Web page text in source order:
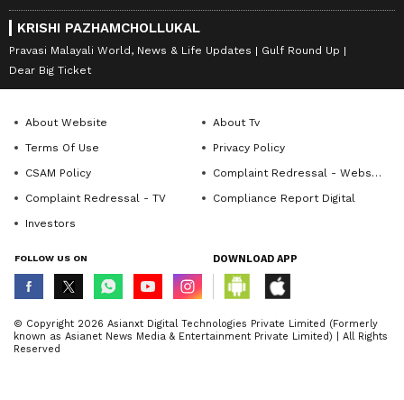
KRISHI PAZHAMCHOLLUKAL
Pravasi Malayali World, News & Life Updates
Gulf Round Up
Dear Big Ticket
About Website
About Tv
Terms Of Use
Privacy Policy
CSAM Policy
Complaint Redressal - Website
Complaint Redressal - TV
Compliance Report Digital
Investors
FOLLOW US ON DOWNLOAD APP
© Copyright 2026 Asianxt Digital Technologies Private Limited (Formerly
known as Asianet News Media & Entertainment Private Limited) | All Rights
Reserved